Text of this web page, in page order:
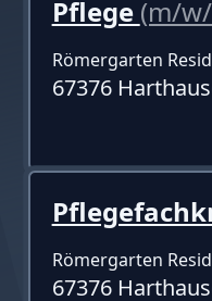
Pflege (m/
Römergarten
67376
Römergarten
67376